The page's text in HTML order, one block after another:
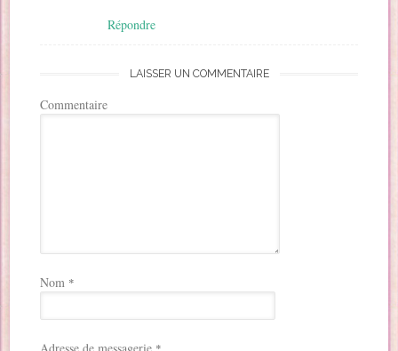
Répondre
LAISSER UN COMMENTAIRE
Commentaire
Nom *